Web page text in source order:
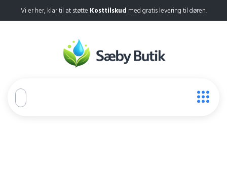
Vi er her, klar til at støtte Kosttilskud med gratis levering til døren.